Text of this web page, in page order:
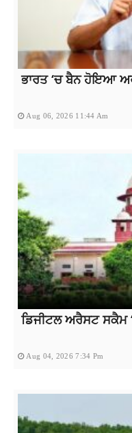
ਭਾਰਤ ‘ਚ ਬੈਨ ਹੋਇਆ
Aug 06, 2026 11:44 Am
ਡਿਜੀਟਲ ਅਰੈਸਟ ਸਕੈਮ
Aug 04, 2026 7:34 Pm